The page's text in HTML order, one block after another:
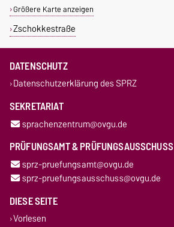
Größere Karte anzeigen
Zschokkestraße
DATENSCHUTZ
Datenschutzerklärung des SPRZ
SEKRETARIAT
sprachenzentrum@ovgu.de
PRÜFUNGSAMT & PRÜFUNGSAUSSCHUSS
sprz-pruefungsamt@ovgu.de
sprz-pruefungsausschuss@ovgu.de
DIESE SEITE
Vorlesen